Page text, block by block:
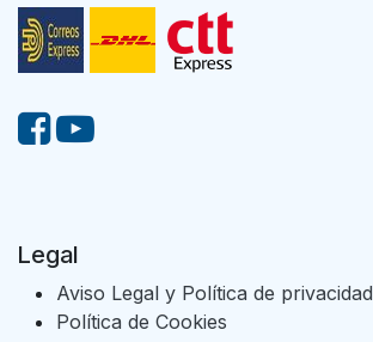
Legal
Aviso Legal y Política de privacidad
Política de Cookies